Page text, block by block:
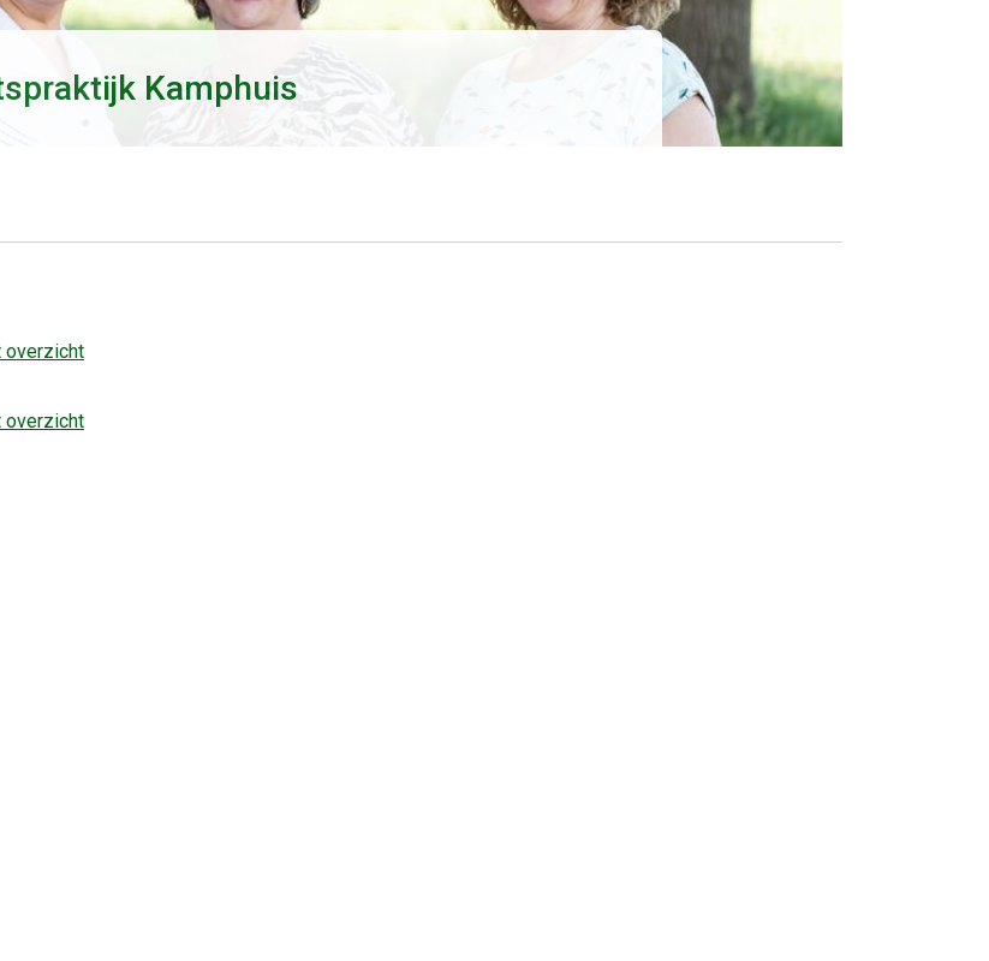
Kamphuis
overzicht
overzicht